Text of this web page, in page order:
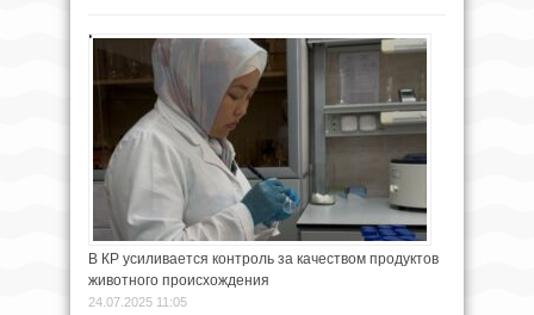
В КР усиливается контроль за качеством продуктов
животного происхождения
24.07.2025 11:05